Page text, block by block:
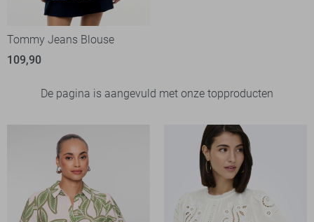
Tommy Jeans Blouse
109,90
De pagina is aangevuld met onze topproducten